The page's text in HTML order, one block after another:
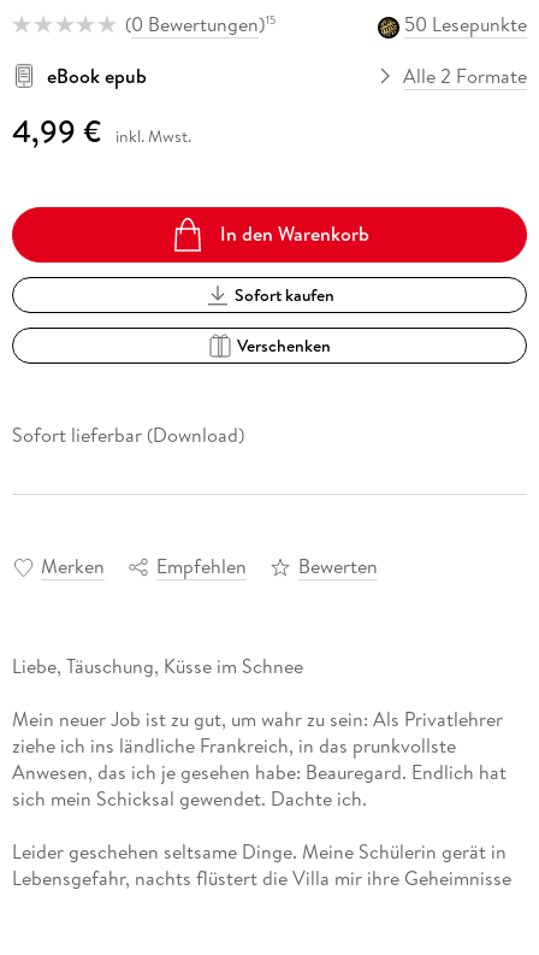
(0 Bewertungen)15
50 Lesepunkte
eBook epub
Alle 2 Formate
4,99 € inkl. Mwst.
In den Warenkorb
Sofort kaufen
Verschenken
Sofort lieferbar (Download)
Merken Empfehlen Bewerten
Liebe, Täuschung, Küsse im Schnee
Mein neuer Job ist zu gut, um wahr zu sein: Als Privatlehrer
ziehe ich ins ländliche Frankreich, in das prunkvollste
Anwesen, das ich je gesehen habe: Beauregard. Endlich hat
sich mein Schicksal gewendet. Dachte ich.
Leider geschehen seltsame Dinge. Meine Schülerin gerät in
Lebensgefahr, nachts flüstert die Villa mir ihre Geheimnisse